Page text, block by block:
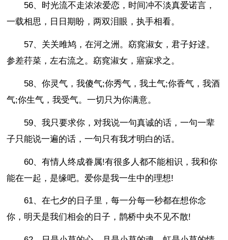
56、时光流不走浓浓爱恋，时间冲不淡真爱诺言，
一载相思，日日期盼，两双泪眼，执手相看。
57、关关雎鸠，在河之洲。窈窕淑女，君子好逑。
参差荇菜，左右流之。窈窕淑女，寤寐求之。
58、你灵气，我傻气;你秀气，我土气;你香气，我酒
气;你生气，我受气。一切只为你满意。
59、我只要求你，对我说一句真诚的话，一句一辈
子只能说一遍的话，一句只有我才明白的话。
60、有情人终成眷属!有很多人都不能相识，我和你
能在一起，是缘吧。爱你是我一生中的理想!
61、在七夕的日子里，每一分每一秒都在想你念
你，明天是我们相会的日子，鹊桥中央不见不散!